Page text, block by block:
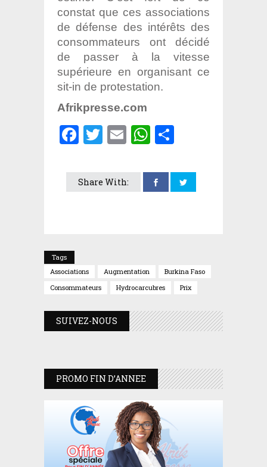
constat que ces associations
de défense des intérêts des
consommateurs ont décidé
de passer à la vitesse
supérieure en organisant ce
sit-in de protestation.
Afrikpresse.com
Facebook
Twitter
EmailWhatsApp
Share With:
Tags
Associations
Augmentation
Burkina Faso
Consommateurs
Hydrocarcubres Prix
SUIVEZ-NOUS
PROMO FIN D’ANNEE